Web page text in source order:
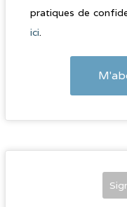
pratiques de
ici.